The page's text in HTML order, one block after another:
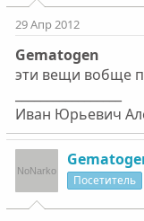
29 Апр 2012
Gematogen
эти вeщи вобщe
Ивaн Юрьeвич
Посетитель